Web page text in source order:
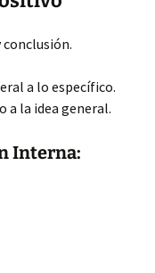
a lo específico.
a la idea general.
Interna: